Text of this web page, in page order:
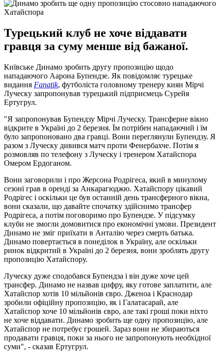
Турецький клуб не хоче віддавати
гравця за суму менше від бажаної.
Київське Динамо зробить другу пропозицію щодо
нападаючого Аарона Бупендзе. Як повідомляє турецьке
видання Fanatik, футболіста головному тренеру киян Мірчі
Луческу запропонував турецький підприємець Сурейя
Ертугрул.
"Я запропонував Бупендзу Мірчі Луческу. Трансферне вікно
відкрите в Україні до 2 березня. Їм потрібен нападаючий і їм
було запропоновано два гравці. Вони переглянули Бупендзу. Я
разом з Луческу дивився матч проти Фенербахче. Потім я
розмовляв по телефону з Луческу і тренером Хатайспора
Омером Ердоганом.
Вони заговорили і про Жерсона Родрігеса, який в минулому
сезоні грав в оренді за Анкарагюджю. Хатайспору цікавий
Родрігес і оскільки це був останній день трансферного вікна,
вони сказали, що давайте спочатку здійснимо трансфер
Родрігеса, а потім поговоримо про Бупендзе. У підсумку
клуби не змогли домовитися про економічні умови. Президент
Динамо не зміг приїхати в Анталію через смерть батька.
Динамо повертається в понеділок в Україну, але оскільки
ринок відкритий в Україні до 2 березня, вони зроблять другу
пропозицію Хатайспору.
Луческу дуже сподобався Бупендза і він дуже хоче цей
трансфер. Динамо не назвав цифру, яку готове заплатити, але
Хатайспор хотів 10 мільйонів євро. Дженоа і Краснодар
зробили офіційну пропозицію, як і Галатасарай, але
Хатайспор хоче 10 мільйонів євро, але такі гроші поки ніхто
не хоче віддавати. Динамо зробить ще одну пропозицію, але
Хатайспор не потребує грошей. Зараз вони не збираються
продавати гравця, поки за нього не запропонують необхідної
суми", - сказав Ертугрул.